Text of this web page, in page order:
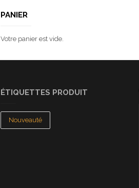
PANIER
Votre panier est vide.
ÉTIQUETTES PRODUIT
Nouveauté